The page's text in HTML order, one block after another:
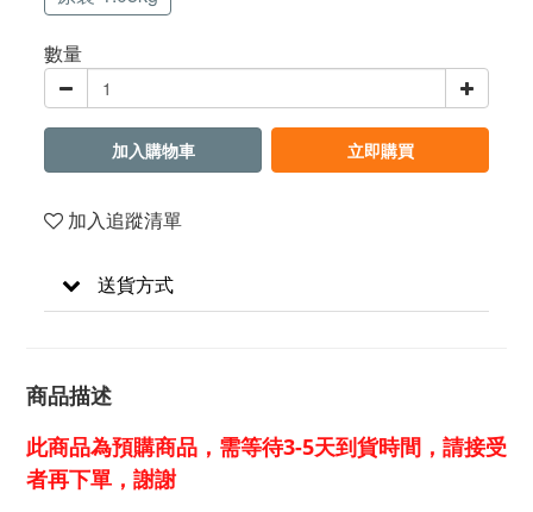
數量
加入購物車 立即購買
加入追蹤清單
送貨方式
商品描述
此商品為預購商品，需等待3-5天到貨時間，請接受
者再下單，謝謝